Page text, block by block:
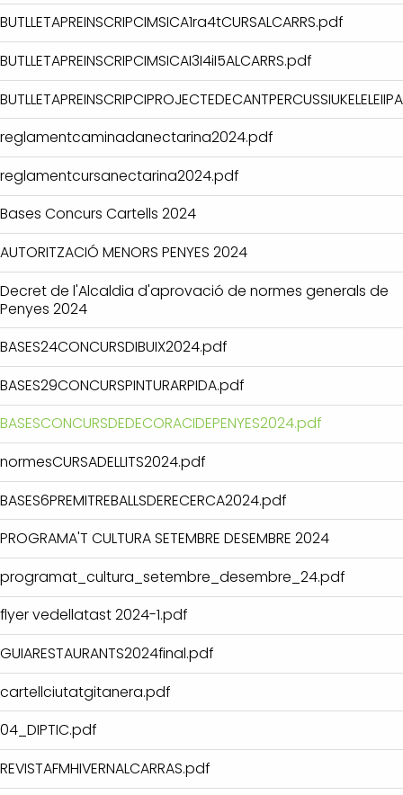
BUTLLETAPREINSCRIPCIMSICA1ra4tCURSALCARRS.pdf
BUTLLETAPREINSCRIPCIMSICAI3I4iI5ALCARRS.pdf
reglamentcaminadanectarina2024.pdf
reglamentcursanectarina2024.pdf
Bases Concurs Cartells 2024
AUTORITZACIÓ MENORS PENYES 2024
Decret de l'Alcaldia d'aprovació de normes generals de
Penyes 2024
BASES24CONCURSDIBUIX2024.pdf
BASES29CONCURSPINTURARPIDA.pdf
BASESCONCURSDEDECORACIDEPENYES2024.pdf
normesCURSADELLITS2024.pdf
BASES6PREMITREBALLSDERECERCA2024.pdf
PROGRAMA'T CULTURA SETEMBRE DESEMBRE 2024
programat_cultura_setembre_desembre_24.pdf
flyer vedellatast 2024-1.pdf
GUIARESTAURANTS2024final.pdf
cartellciutatgitanera.pdf
04_DIPTIC.pdf
REVISTAFMHIVERNALCARRAS.pdf